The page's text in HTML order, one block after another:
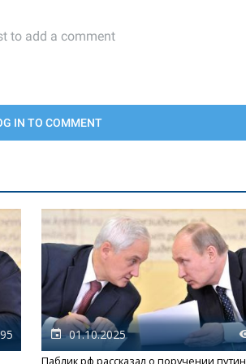
01.10.2025
Паблик рф рассказал о поручении путин